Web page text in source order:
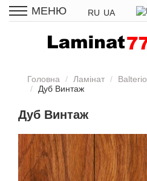
МЕНЮ RU UA
Головна Ламінат Balterio
Дуб Винтаж
Дуб Винтаж